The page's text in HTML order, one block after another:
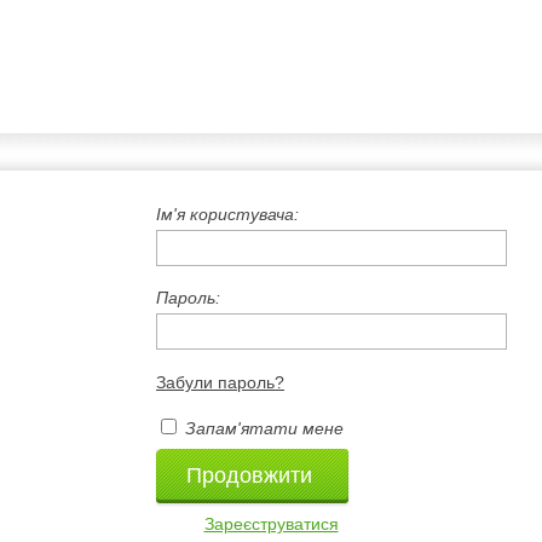
Ім'я користувача:
Пароль:
Забули пароль?
Запам'ятати мене
Зареєструватися